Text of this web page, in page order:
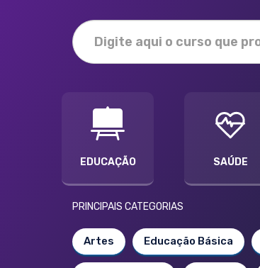
EDUCAÇÃO SAÚDE
PRINCIPAIS CATEGORIAS
Artes Educação Básica